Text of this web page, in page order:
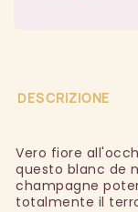
DESCRIZIONE
Vero fiore
questo blanc de
champagne
totalmente il